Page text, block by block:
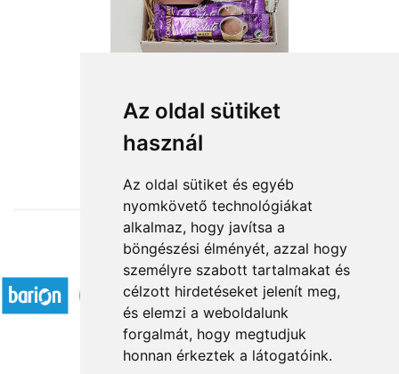
Az oldal sütiket
használ
Az oldal sütiket és egyéb
nyomkövető technológiákat
alkalmaz, hogy javítsa a
böngészési élményét, azzal hogy
személyre szabott tartalmakat és
célzott hirdetéseket jelenít meg,
és elemzi a weboldalunk
forgalmát, hogy megtudjuk
honnan érkeztek a látogatóink.
from HUF11,760
Accepted payment methods